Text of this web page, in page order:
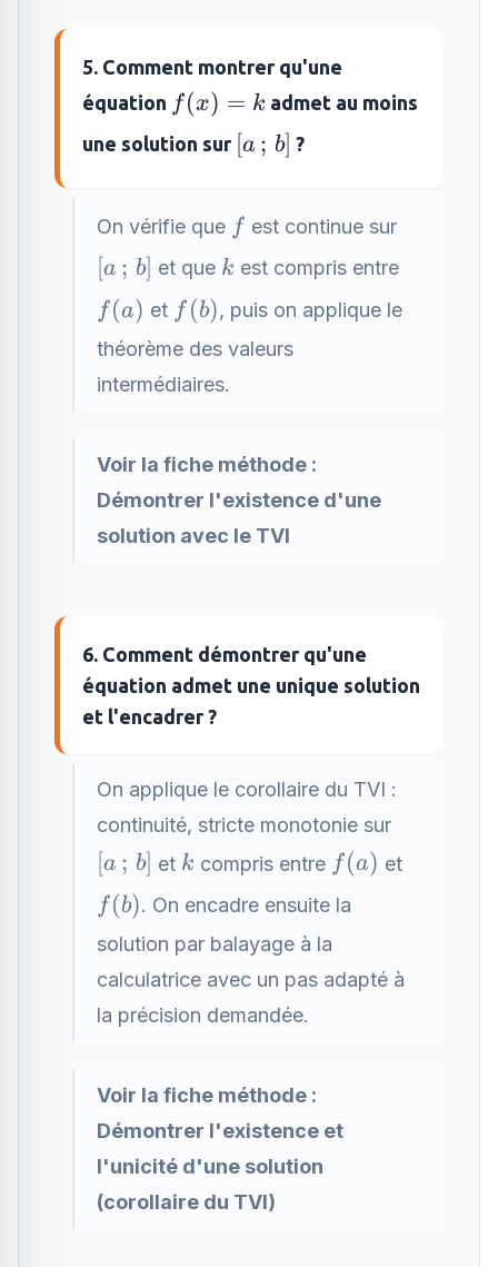
5. Comment montrer qu'une
équation f(x)
= k
f(x) = k admet au moins
une solution sur [a\,;\,b]
[a ; b] ?
On vérifie que ff est continue sur
[a\,;\,b]
[a ; b] et que k
k est compris entre
f(a)
f(a) et f(b)
f (b), puis on applique le
théorème des valeurs
intermédiaires.
Voir la fiche méthode :
Démontrer l'existence d'une
solution avec le TVI
6. Comment démontrer qu'une
équation admet une unique solution
et l'encadrer ?
On applique le corollaire du TVI :
continuité, stricte monotonie sur
[a\,;\,b]
[a ; b] et k
k compris entre f(a)
f (a) et
f(b)
f(b). On encadre ensuite la
solution par balayage à la
calculatrice avec un pas adapté à
la précision demandée.
Voir la fiche méthode :
Démontrer l'existence et
l'unicité d'une solution
(corollaire du TVI)